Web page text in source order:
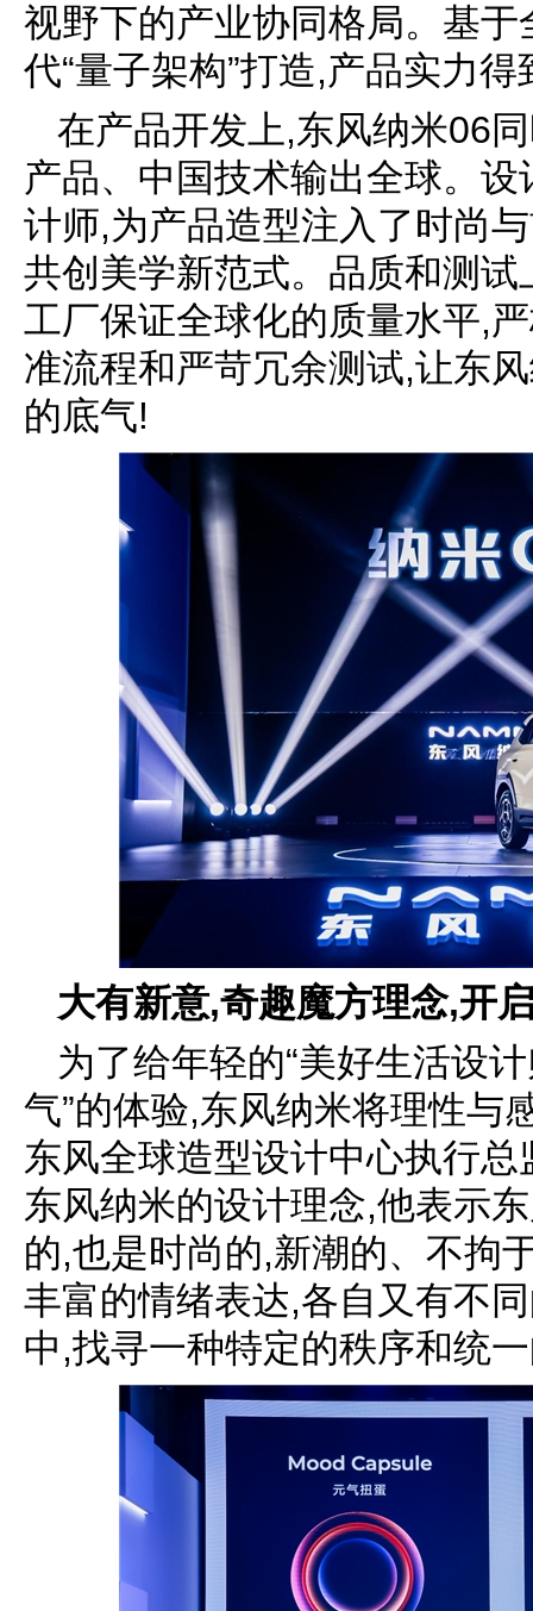
视野下的产业协同格局。基
代“量子架构”打造,产品实力
在产品开发上,东风纳米06
产品、中国技术输出全球。
计师,为产品造型注入了时尚
共创美学新范式。品质和测
工厂保证全球化的质量水平,
准流程和严苛冗余测试,让东
的底气!
大有新意,奇趣魔方理念,开
为了给年轻的“美好生活设
气”的体验,东风纳米将理性与
东风全球造型设计中心执行
东风纳米的设计理念,他表示
的,也是时尚的,新潮的、不拘
丰富的情绪表达,各自又有不
中,找寻一种特定的秩序和统